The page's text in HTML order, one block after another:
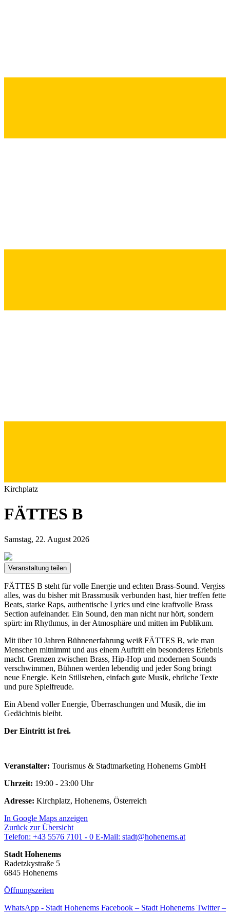
Kirchplatz
FÄTTES B
Samstag, 22. August 2026
Veranstaltung teilen
FÄTTES B steht für volle Energie und echten Brass-Sound. Vergiss
alles, was du bisher mit Brassmusik verbunden hast, hier treffen fette
Beats, starke Raps, authentische Lyrics und eine kraftvolle Brass
Section aufeinander. Ein Sound, den man nicht nur hört, sondern
spürt: im Rhythmus, in der Atmosphäre und mitten im Publikum.
Mit über 10 Jahren Bühnenerfahrung weiß FÄTTES B, wie man
Menschen mitnimmt und aus einem Auftritt ein besonderes Erlebnis
macht. Grenzen zwischen Brass, Hip-Hop und modernen Sounds
verschwimmen, Bühnen werden lebendig und jeder Song bringt
neue Energie. Kein Stillstehen, einfach gute Musik, ehrliche Texte
und pure Spielfreude.
Ein Abend voller Energie, Überraschungen und Musik, die im
Gedächtnis bleibt.
Der Eintritt ist frei.
Veranstalter: Tourismus & Stadtmarketing Hohenems GmbH
Uhrzeit: 19:00 - 23:00 Uhr
Adresse: Kirchplatz, Hohenems, Österreich
In Google Maps anzeigen
Zurück zur Übersicht
Telefon: +43 5576 7101 - 0 E-Mail: stadt@hohenems.at
Stadt Hohenems
Radetzkystraße 5
6845 Hohenems
Öffnungszeiten
WhatsApp - Stadt Hohenems Facebook – Stadt Hohenems Twitter –